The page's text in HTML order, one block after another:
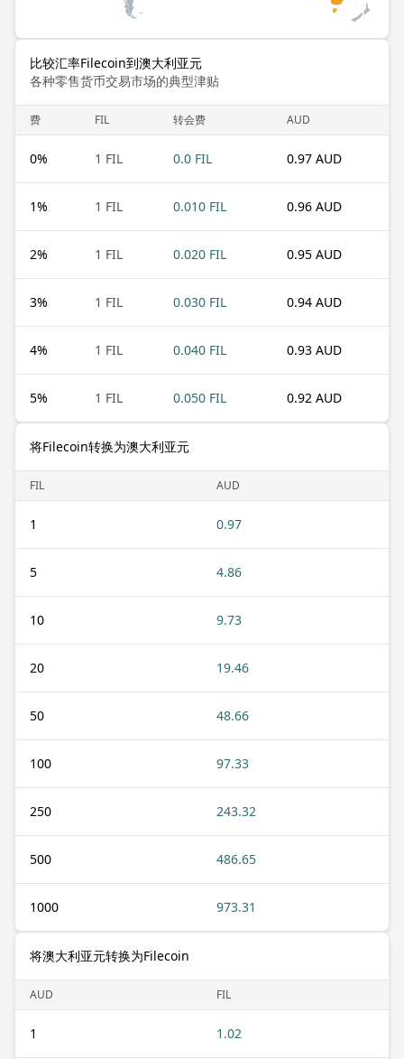
比较汇率Filecoin到澳大利亚元
各种零售货币交易市场的典型津贴
费 FIL 转会费 AUD
0% 1 FIL 0.0 FIL 0.97 AUD
1% 1 FIL 0.010 FIL 0.96 AUD
2% 1 FIL 0.020 FIL 0.95 AUD
3% 1 FIL 0.030 FIL 0.94 AUD
4% 1 FIL 0.040 FIL 0.93 AUD
5% 1 FIL 0.050 FIL 0.92 AUD
将Filecoin转换为澳大利亚元
FIL AUD
1 0.97
5 4.86
10 9.73
20 19.46
50 48.66
100 97.33
250 243.32
500 486.65
1000 973.31
将澳大利亚元转换为Filecoin
AUD FIL
1 1.02